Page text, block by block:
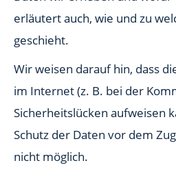
erläutert auch, wie und zu
geschieht.
Wir weisen darauf hin, dass
im Internet (z. B. bei der
Sicherheitslücken aufweisen
Schutz der Daten vor dem
nicht möglich.